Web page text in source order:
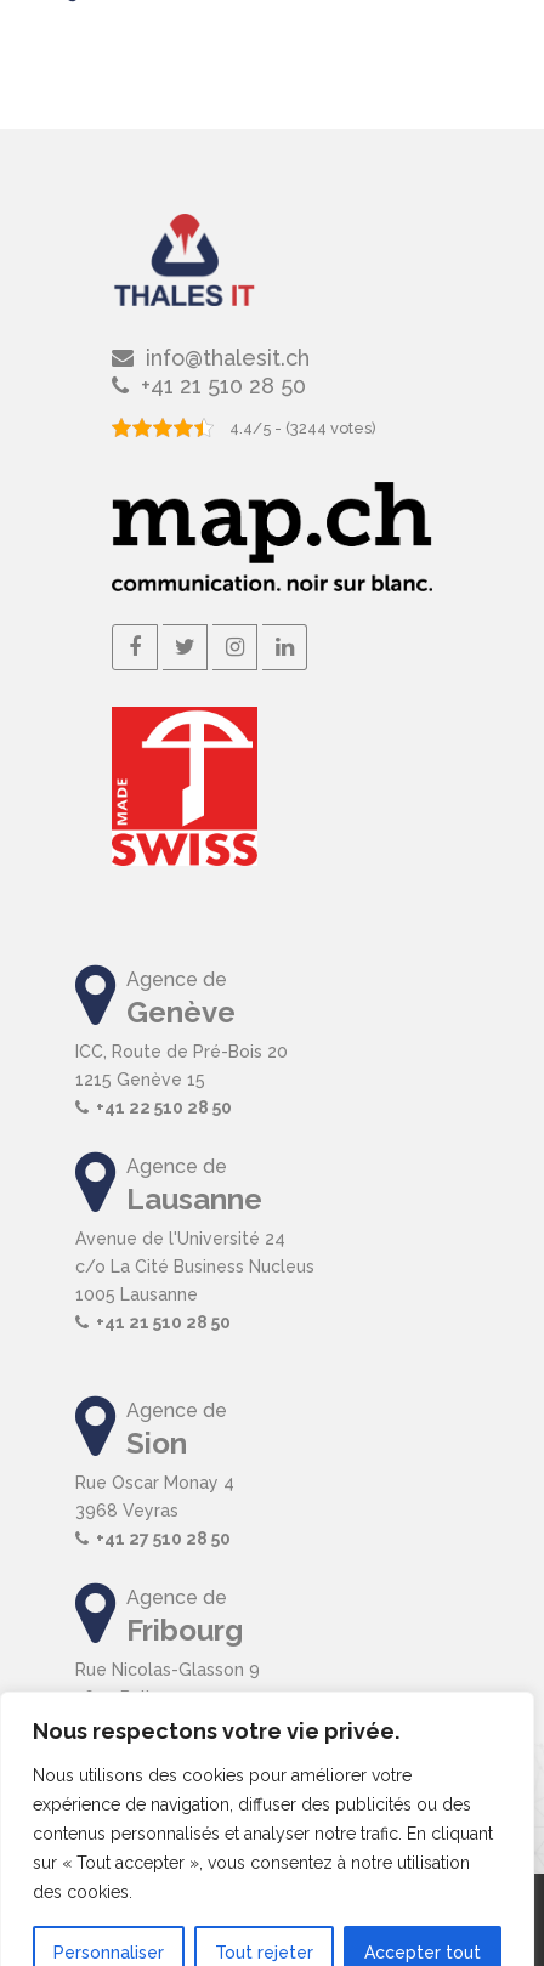
Nous respectons votre vie privée.
Nous utilisons des cookies pour améliorer votre
expérience de navigation, diffuser des publicités ou des
contenus personnalisés et analyser notre trafic. En cliquant
sur « Tout accepter », vous consentez à notre utilisation
des cookies.
Personnaliser Tout rejeter Accepter tout
info@thalesit.ch
+41 21 510 28 50
4.4/5 - (3244 votes)
Agence de
Genève
ICC, Route de Pré-Bois 20
1215 Genève 15
+41 22 510 28 50
Agence de
Lausanne
Avenue de l'Université 24
c/o La Cité Business Nucleus
1005 Lausanne
+41 21 510 28 50
Agence de
Sion
Rue Oscar Monay 4
3968 Veyras
+41 27 510 28 50
Agence de
Fribourg
Rue Nicolas-Glasson 9
1630 Bulle
+41 26 510 28 50
Copyright © 2019 THALES IT SARL. Tous droits réservés.
Une réalisation parTHALES IT avec♥